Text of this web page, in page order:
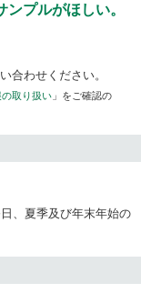
プルがほしい。
合わせください。
取り扱い 」をご確認の
、夏季及び年末年始の